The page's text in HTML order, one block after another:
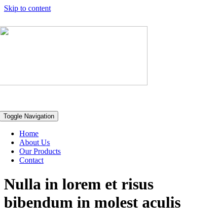
Skip to content
Toggle Navigation
Home
About Us
Our Products
Contact
Nulla in lorem et risus
bibendum in molest aculis